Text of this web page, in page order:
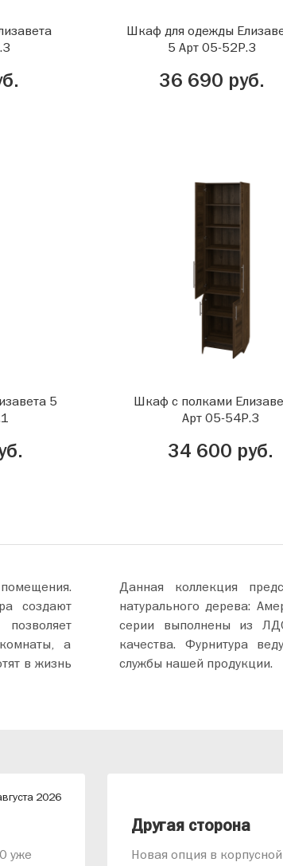
Шкаф для одежды
5 Арт 05-52Р.3
36 690 руб.
5
Шкаф с полками
Арт 05-54Р.3
34 600 руб.
создают
а
в жизнь
Данная коллекция
натурального дерева:
серии выполнены из
качества. Фурнитура
службы нашей продукции.
2026
уже
Другая сторона
Новая опция в